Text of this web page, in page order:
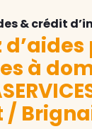
& crédit
à
/